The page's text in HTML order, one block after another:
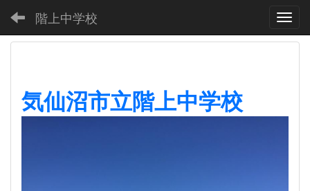
階上中学校
気仙沼市立階上中学校